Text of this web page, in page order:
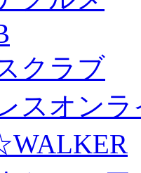
クラブ
スオン